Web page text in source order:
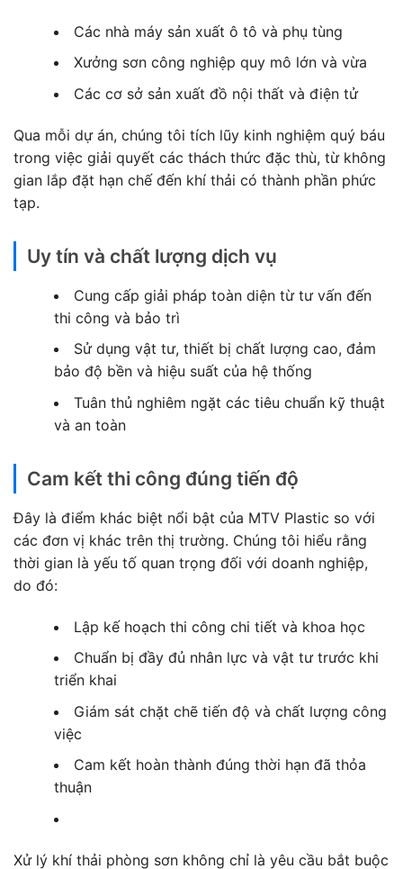
Các nhà máy sản xuất ô tô và phụ tùng
Xưởng sơn công nghiệp quy mô lớn và vừa
Các cơ sở sản xuất đồ nội thất và điện tử
Qua mỗi dự án, chúng tôi tích lũy kinh nghiệm quý báu
trong việc giải quyết các thách thức đặc thù, từ không
gian lắp đặt hạn chế đến khí thải có thành phần phức
tạp.
Uy tín và chất lượng dịch vụ
Cung cấp giải pháp toàn diện từ tư vấn đến
thi công và bảo trì
Sử dụng vật tư, thiết bị chất lượng cao, đảm
bảo độ bền và hiệu suất của hệ thống
Tuân thủ nghiêm ngặt các tiêu chuẩn kỹ thuật
và an toàn
Cam kết thi công đúng tiến độ
Đây là điểm khác biệt nổi bật của MTV Plastic so với
các đơn vị khác trên thị trường. Chúng tôi hiểu rằng
thời gian là yếu tố quan trọng đối với doanh nghiệp,
do đó:
Lập kế hoạch thi công chi tiết và khoa học
Chuẩn bị đầy đủ nhân lực và vật tư trước khi
triển khai
Giám sát chặt chẽ tiến độ và chất lượng công
việc
Cam kết hoàn thành đúng thời hạn đã thỏa
thuận
Xử lý khí thải phòng sơn không chỉ là yêu cầu bắt buộc